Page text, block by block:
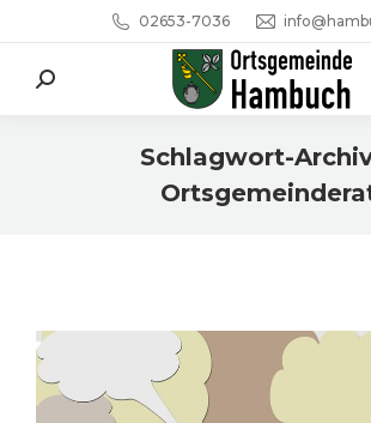
02653-7036
Search:
Schlagwort-